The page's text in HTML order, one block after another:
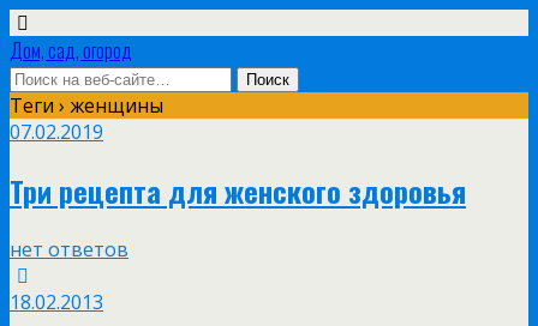
Дом, сад, огород
Теги › женщины
07.02.2019
Три рецепта для женского здоровья
нет ответов
18.02.2013